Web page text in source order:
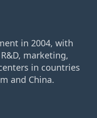
in 2004, with
marketing,
in countries
and China.